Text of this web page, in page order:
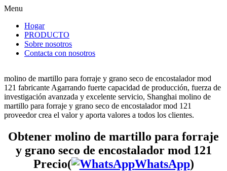
Menu
Hogar
PRODUCTO
Sobre nosotros
Contacta con nosotros
molino de martillo para forraje y grano seco de encostalador mod
121 fabricante Agarrando fuerte capacidad de producción, fuerza de
investigación avanzada y excelente servicio, Shanghai molino de
martillo para forraje y grano seco de encostalador mod 121
proveedor crea el valor y aporta valores a todos los clientes.
Obtener molino de martillo para forraje
y grano seco de encostalador mod 121
Precio(
WhatsApp)